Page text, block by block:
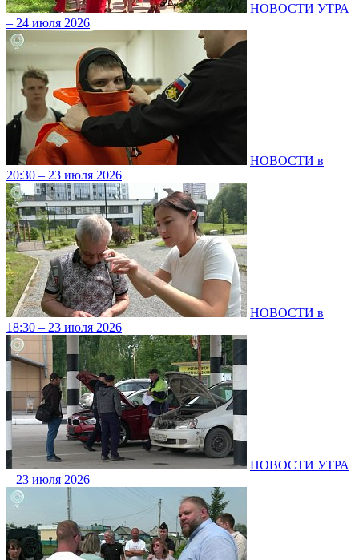
НОВОСТИ УТРА
– 24 июля 2026
НОВОСТИ в
20:30 – 23 июля 2026
НОВОСТИ в
18:30 – 23 июля 2026
НОВОСТИ УТРА
– 23 июля 2026